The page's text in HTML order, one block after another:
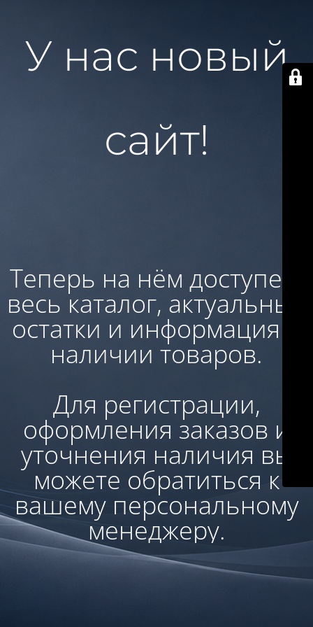
У нас новый
сайт!
Теперь на нём доступен:
весь каталог, актуальные
остатки и информация о
наличии товаров.
Для регистрации,
оформления заказов и
уточнения наличия вы
можете обратиться к
вашему персональному
менеджеру.